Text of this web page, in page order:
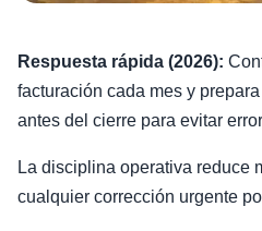
Respuesta rápida (2026):
facturación cada mes y
antes del cierre para evitar
La disciplina operativa reduce
cualquier corrección urgente